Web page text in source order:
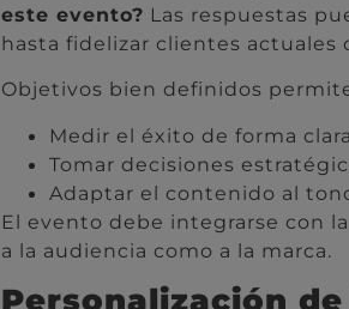
este evento? Las respuestas
hasta fidelizar clientes actuales
Objetivos bien definidos
Medir el éxito de forma
Tomar decisiones
Adaptar el contenido al
El evento debe integrarse con
a la audiencia como a la marca.
Personalización